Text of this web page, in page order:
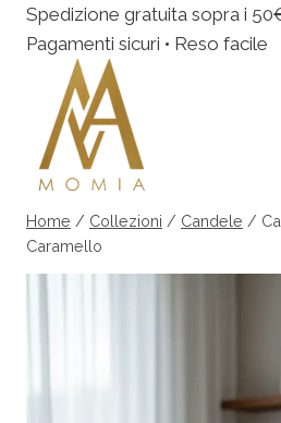
Salta
contenuto
Spedizione gratuita sopra i
Pagamenti sicuri • Reso facile
Home / Collezioni / Candele /
Caramello